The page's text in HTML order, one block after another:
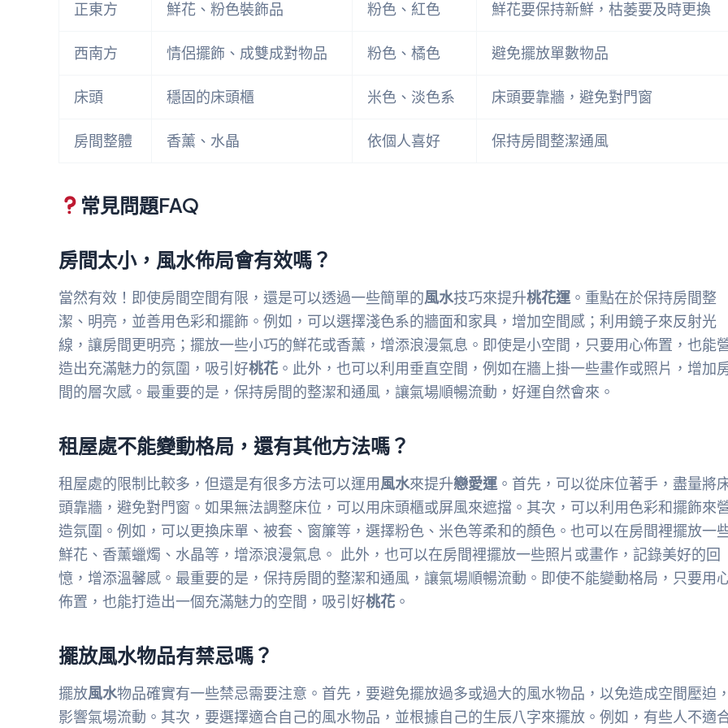
正東方 鮮花、粉色裝飾品 粉色、紅色 鮮花要保持新鮮，枯萎要及時更換
西南方 情侶擺飾、成雙成對物品 粉色、橘色 避免擺放單數物品
床頭 穩固的床頭櫃 米色、淡色系 床頭要靠牆，避免對門窗
房間整體 香薰、水晶 依個人喜好 保持房間整潔通風
常見問題FAQ
房間太小，風水佈局會有效嗎？
當然有效！即使房間空間有限，還是可以透過一些簡單的風水技巧來提升桃花運 。重點在於保持房間整
潔、明亮，並善用色彩和擺飾。例如，可以選擇淺色系的牆面和家具，增加空間感；利用鏡子來反射光
線，讓房間更明亮；擺放一些小巧的鮮花或香薰，增添浪漫氣息。即使是小空間，只要用心佈置，也能
造出充滿魅力的氛圍，吸引好桃花 。此外，也可以利用垂直空間，例如在牆上掛一些畫作或照片，增加
間的層次感。最重要的是，保持房間的整潔和通風，讓氣場順暢流動，好運自然會來。
租屋處不能變動格局，還有其他方法嗎？
租屋處的限制比較多，但還是有很多方法可以運用風水來提升戀愛運。首先，可以從床位著手，盡量將
頭靠牆，避免對門窗。如果無法調整床位，可以用床頭櫃或屏風來遮擋。其次，可以利用色彩和擺飾來
造氛圍。例如，可以更換床單、被套、窗簾等，選擇粉色、米色等柔和的顏色。也可以在房間裡擺放一
鮮花、香薰蠟燭、水晶等，增添浪漫氣息。 此外，也可以在房間裡擺放一些照片或畫作，記錄美好的回
憶，增添溫馨感。最重要的是，保持房間的整潔和通風，讓氣場順暢流動。即使不能變動格局，只要用
佈置，也能打造出一個充滿魅力的空間，吸引好桃花 。
擺放風水物品有禁忌嗎？
擺放風水物品確實有一些禁忌需要注意。首先，要避免擺放過多或過大的風水物品，以免造成空間壓迫
影響氣場流動。其次，要選擇適合自己的風水物品，並根據自己的生辰八字來擺放。例如，有些人不適